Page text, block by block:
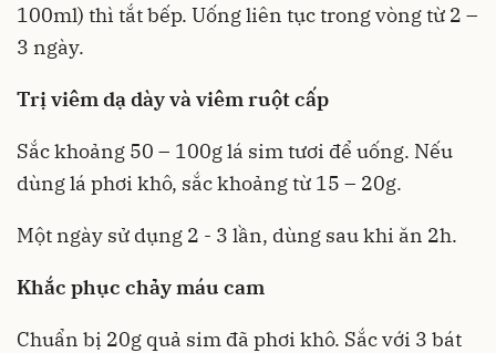
100ml) thì tắt bếp. Uống liên tục trong vòng từ 2 –
3 ngày.
Trị viêm dạ dày và viêm ruột cấp
Sắc khoảng 50 – 100g lá sim tươi để uống. Nếu
dùng lá phơi khô, sắc khoảng từ 15 – 20g.
Một ngày sử dụng 2 - 3 lần, dùng sau khi ăn 2h.
Khắc phục chảy máu cam
Chuẩn bị 20g quả sim đã phơi khô. Sắc với 3 bát